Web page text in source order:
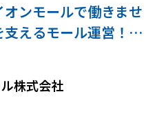
オンモールで働きませ
えるモール運営！／
株式会社